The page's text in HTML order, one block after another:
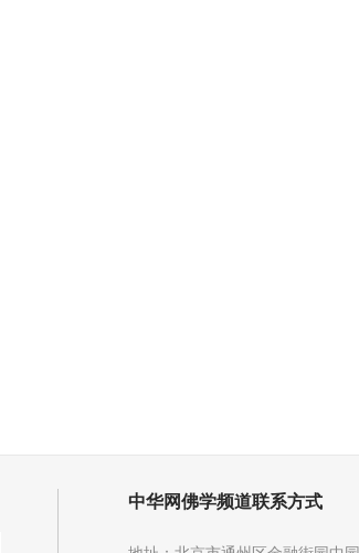
中华网佛学频道联系方式